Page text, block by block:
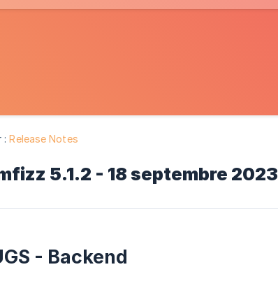
: Release Notes
5.1.2 - 18 septembre 2023
- Backend